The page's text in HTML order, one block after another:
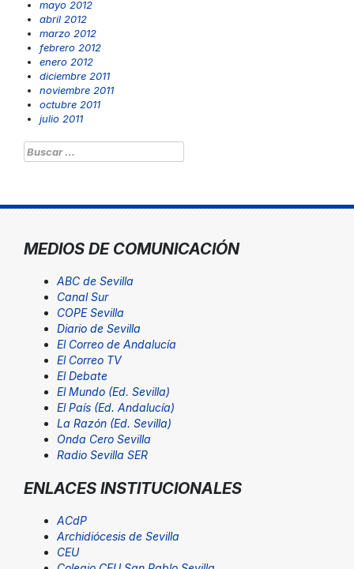
mayo 2012
abril 2012
marzo 2012
febrero 2012
enero 2012
diciembre 2011
noviembre 2011
octubre 2011
julio 2011
Buscar:
MEDIOS DE COMUNICACIÓN
ABC de Sevilla
Canal Sur
COPE Sevilla
Diario de Sevilla
El Correo de Andalucía
El Correo TV
El Debate
El Mundo (Ed. Sevilla)
El País (Ed. Andalucía)
La Razón (Ed. Sevilla)
Onda Cero Sevilla
Radio Sevilla SER
ENLACES INSTITUCIONALES
ACdP
Archidiócesis de Sevilla
CEU